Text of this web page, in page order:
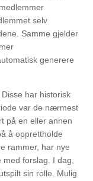
selv
Samme gjelder
generere
har historisk
var de nærmest
på en eller annen
å opprettholde
rammer, har nye
med forslag. I dag,
sin rolle. Mulig